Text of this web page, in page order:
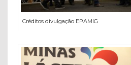
Créditos divulgação EPAMIG